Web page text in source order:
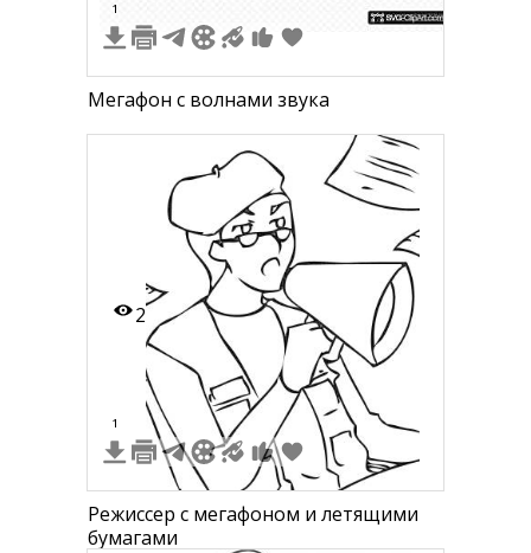
1
Мегафон с волнами звука
2
1
Режиссер с мегафоном и летящими
бумагами